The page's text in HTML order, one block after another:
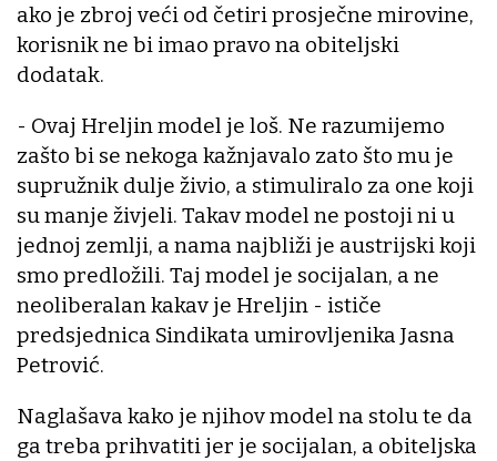
ako je zbroj veći od četiri prosječne mirovine,
korisnik ne bi imao pravo na obiteljski
dodatak.
- Ovaj Hreljin model je loš. Ne razumijemo
zašto bi se nekoga kažnjavalo zato što mu je
supružnik dulje živio, a stimuliralo za one koji
su manje živjeli. Takav model ne postoji ni u
jednoj zemlji, a nama najbliži je austrijski koji
smo predložili. Taj model je socijalan, a ne
neoliberalan kakav je Hreljin - ističe
predsjednica Sindikata umirovljenika Jasna
Petrović.
Naglašava kako je njihov model na stolu te da
ga treba prihvatiti jer je socijalan, a obiteljska